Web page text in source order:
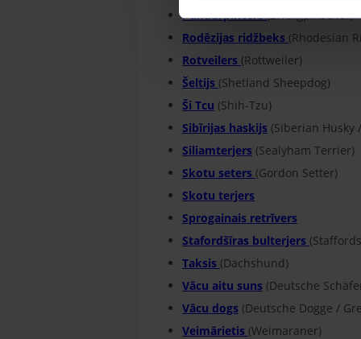
Pundurpinčers(Zwergpinscher)
Rodēzijas ridžbeks (Rhodesian
Rotveilers (Rottweiler)
Šeltijs (Shetland Sheepdog)
Ši Tcu (Shih-Tzu)
Sibīrijas haskijs (Siberian Husky
Siliamterjers (Sealyham Terrier)
Skotu seters (Gordon Setter)
Skotu terjers
Sprogainais retrīvers
Stafordšīras bulterjers
Taksis (Dachshund)
Vācu aitu suns (Deutsche
Vācu dogs (Deutsche Dogge /
Veimārietis (Weimaraner)